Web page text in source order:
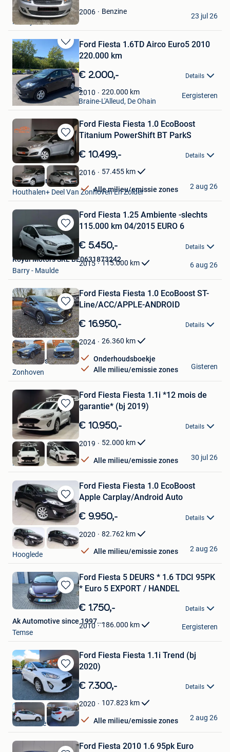
Favorieten2006 Benzine
Anissa Mymoona
Kortrijk
23 jul 26
Bewaren
in
Mijn
Favorieten
Ford Fiesta 1.6TD Airco Euro5 2010
220.000 km
€ 2.000,- Details
2010 220.000 km
GARAGE WAS AUTOS
Waterloo + Partie De Braine-L'Alleud, De Ohain
Eergisteren
Bewaren
in
Mijn
Favorieten
Ford Fiesta Fiesta 1.0 EcoBoost
Titanium PowerShift BT ParkS
€ 10.499,- Details
2016 57.455 km
Alle milieu/emissie zones
Kubika Cars
Houthalen+ Deel Van Zonhoven En Zolder
2 aug 26
Bewaren
in
Mijn
Favorieten
Ford Fiesta 1.25 Ambiente -slechts
115.000 km 04/2015 EURO 6
€ 5.450,- Details
2015 115.000 km
Royal Motors SRL BE0631873242
Barry - Maulde
6 aug 26
Bewaren
in
Mijn
Favorieten
Ford Fiesta Fiesta 1.0 EcoBoost ST-
Line/ACC/APPLE-ANDROID
€ 16.950,- Details
2024 26.360 km
Onderhoudsboekje
Alle milieu/emissie zones
Savas Cars
Zonhoven
Gisteren
Bewaren
in
Mijn
Favorieten
Ford Fiesta Fiesta 1.1i *12 mois de
garantie* (bj 2019)
€ 10.950,- Details
2019 52.000 km
Alle milieu/emissie zones
E&L Cars
Herstal
30 jul 26
Bewaren
in
Mijn
Favorieten
Ford Fiesta Fiesta 1.0 EcoBoost
Apple Carplay/Android Auto
€ 9.950,- Details
2020 82.762 km
Alle milieu/emissie zones
DP Auto
Hooglede
2 aug 26
Bewaren
in
Favorieten
Ford Fiesta 5 DEURS * 1.6 TDCI 95PK
* Euro 5 EXPORT / HANDEL
€ 1.750,- Details
2010 186.000 km
Ak Automotive since 1997....
Temse
Eergisteren
Bewaren
in
Mijn
Favorieten
Ford Fiesta Fiesta 1.1i Trend (bj
2020)
€ 7.300,- Details
2020 107.823 km
Alle milieu/emissie zones
PGN BV
Oosterzele
2 aug 26
Ford Fiesta 2010 1.6 95pk Euro